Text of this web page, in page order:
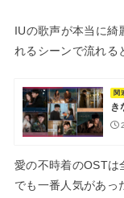
IUの歌声が本当に綺
れるシーンで流れる
関
き
愛の不時着のOSTは
でも一番人気があっ